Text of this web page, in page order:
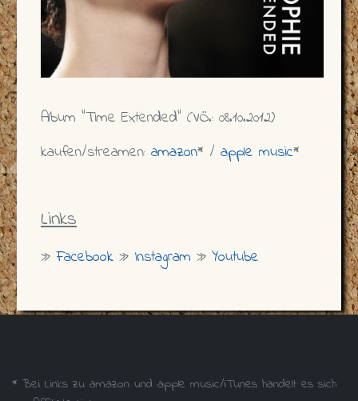
Album "Time Extended" (VÖ.: 08.10.2012)
kaufen/streamen: amazon* / apple music*
Links
» Facebook » Instagram » Youtube
* Bei Links zu amazon und apple music/iTunes handelt es sich